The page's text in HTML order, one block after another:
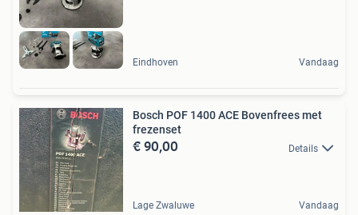
Eindhoven Vandaag
Bosch POF 1400 ACE Bovenfrees met
frezenset
€ 90,00 Details
Lage Zwaluwe Vandaag